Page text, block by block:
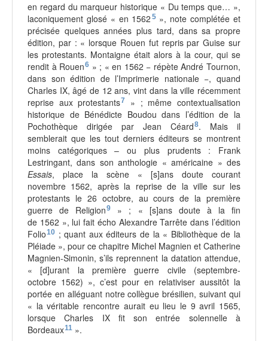
en regard du marqueur historique « Du temps que… »,
laconiquement glosé « en 1562 5», note complétée et
précisée quelques années plus tard, dans sa propre
édition, par : « lorsque Rouen fut repris par Guise sur
les protestants. Montaigne était alors à la cour, qui se
rendit à Rouen6 » ; « en 1562 − répète André Tournon,
dans son édition de l’Imprimerie nationale −, quand
Charles IX, âgé de 12 ans, vint dans la ville récemment
reprise aux protestants7
» ; même contextualisation
historique de Bénédicte Boudou dans l’édition de la
Pochothèque dirigée par Jean Céard8. Mais il
semblerait que les tout derniers éditeurs se montrent
moins catégoriques – ou plus prudents : Frank
Lestringant, dans son anthologie « américaine » des
Essais, place la scène « [s]ans doute courant
novembre 1562, après la reprise de la ville sur les
protestants le 26 octobre, au cours de la première
guerre de Religion9
» ; « [s]ans doute à la fin
de 1562 », lui fait écho Alexandre Tarrête dans l’édition
Folio10 ; quant aux éditeurs de la « Bibliothèque de la
Pléiade », pour ce chapitre Michel Magnien et Catherine
Magnien-Simonin, s’ils reprennent la datation attendue,
« [d]urant la première guerre civile (septembre-
octobre 1562) », c’est pour en relativiser aussitôt la
portée en alléguant notre collègue brésilien, suivant qui
« la véritable rencontre aurait eu lieu le 9 avril 1565,
lorsque Charles IX fit son entrée solennelle à
Bordeaux11 ».